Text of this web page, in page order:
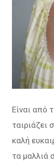
Είναι από
ταιριάζει
καλή
τα μαλλιά